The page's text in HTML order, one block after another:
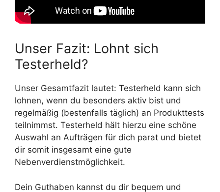
Unser Fazit: Lohnt sich
Testerheld?
Unser Gesamtfazit lautet: Testerheld kann sich
lohnen, wenn du besonders aktiv bist und
regelmäßig (bestenfalls täglich) an Produkttests
teilnimmst. Testerheld hält hierzu eine schöne
Auswahl an Aufträgen für dich parat und bietet
dir somit insgesamt eine gute
Nebenverdienstmöglichkeit.
Dein Guthaben kannst du dir bequem und